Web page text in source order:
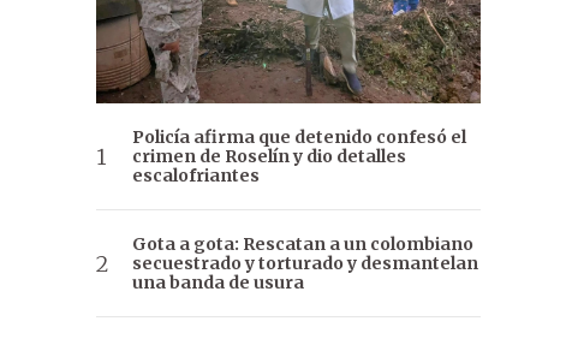
Policía afirma que detenido confesó el
crimen de Roselín y dio detalles
escalofriantes
Gota a gota: Rescatan a un colombiano
secuestrado y torturado y desmantelan
una banda de usura